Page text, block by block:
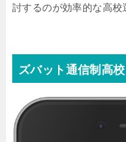
討するのが効率的な高校
ズバット通信制高